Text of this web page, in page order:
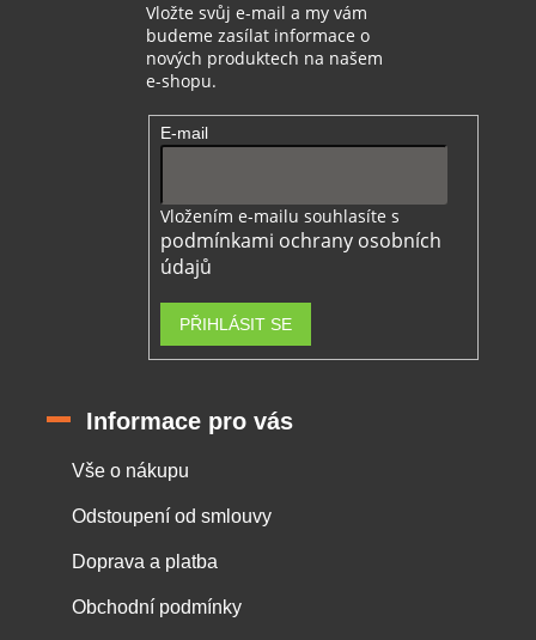
Vložte svůj e-mail a my vám
budeme zasílat informace o
nových produktech na našem
e-shopu.
E-mail
Vložením e-mailu souhlasíte s
podmínkami ochrany osobních
údajů
PŘIHLÁSIT SE
Informace pro vás
Vše o nákupu
Odstoupení od smlouvy
Doprava a platba
Obchodní podmínky